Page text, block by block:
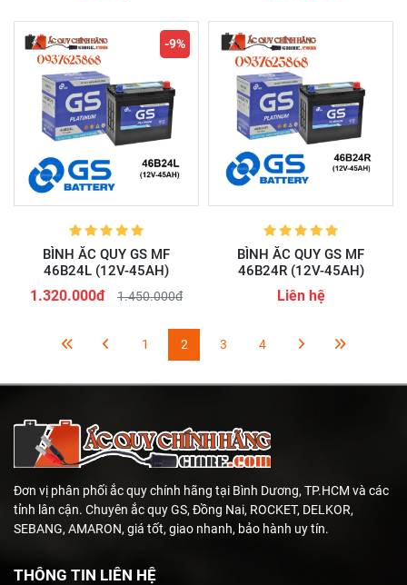
BÌNH ẮC QUY GS MF
46B24L (12V-45AH)
1.320.000đ 1.450.000đ
-9%
BÌNH ẮC QUY GS MF
46B24R (12V-45AH)
Liên hệ
1 2 3 4
Đơn vị phân phối ắc quy chính hãng tại Bình Dương, TP.HCM và các
tỉnh lân cận. Chuyên ắc quy GS, Đồng Nai, ROCKET, DELKOR,
SEBANG, AMARON, giá tốt, giao nhanh, bảo hành uy tín.
THÔNG TIN LIÊN HỆ